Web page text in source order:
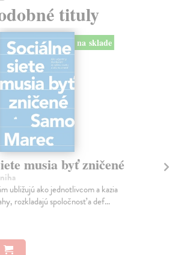
tituly
na sklade
musia byť zničené
ubližujú ako jednotlivcom a kazia
rozkladajú spoločnosť a def...